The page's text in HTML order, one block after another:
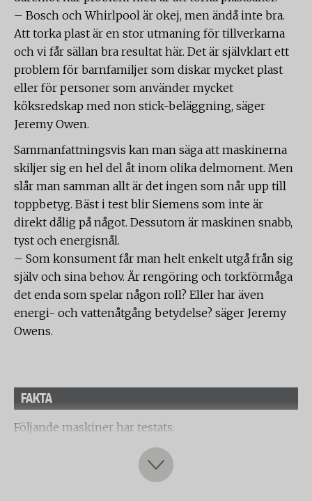
– Bosch och Whirlpool är okej, men ändå inte bra.
Att torka plast är en stor utmaning för tillverkarna
och vi får sällan bra resultat här. Det är självklart ett
problem för barnfamiljer som diskar mycket plast
eller för personer som använder mycket
köksredskap med non stick-beläggning, säger
Jeremy Owen.
Sammanfattningsvis kan man säga att maskinerna
skiljer sig en hel del åt inom olika delmoment. Men
slår man samman allt är det ingen som når upp till
toppbetyg. Bäst i test blir Siemens som inte är
direkt dålig på något. Dessutom är maskinen snabb,
tyst och energisnål.
– Som konsument får man helt enkelt utgå från sig
själv och sina behov. Är rengöring och torkförmåga
det enda som spelar någon roll? Eller har även
energi- och vattenåtgång betydelse? säger Jeremy
Owens.
FAKTA
Följande maskiner har testats:
- Bosch Active Water SMU53M62SK
- Cylinda Sverige Disken-11 92005320
- Electrolux REal Life ESF66861WR